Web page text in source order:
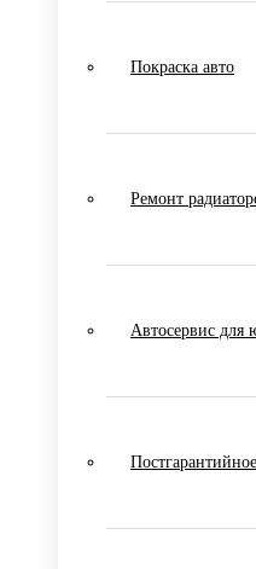
Покраска авто
Ремонт
Автосервис для